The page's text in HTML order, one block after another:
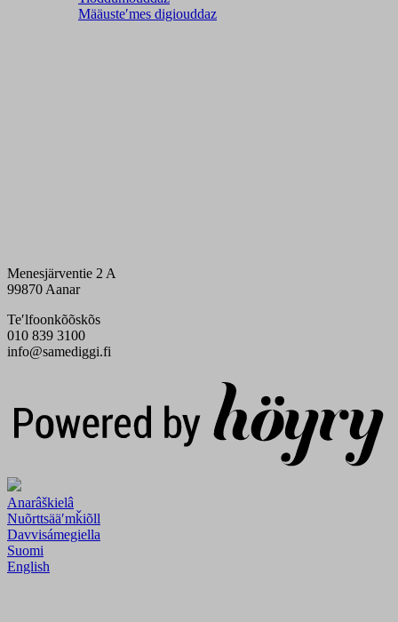
Määusteʹmes digiouddaz
Menesjärventie 2 A
99870 Aanar
Teʹlfoonkõõskõs
010 839 3100
info@samediggi.fi
Anarâškielâ
Nuõrttsääʹmǩiõll
Davvisámegiella
Suomi
English